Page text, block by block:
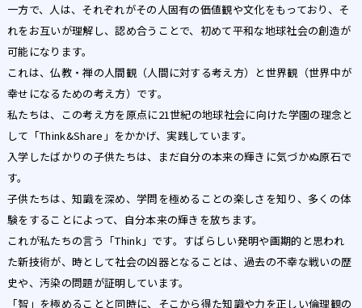
一方で、人は、それぞれがその人固有の価値観や文化をもっており、そ
れをお互いが理解し、認め合うことで、初めて平和な地球社会の創造が
可能になります。
これは、仏教・禅の人間観（人間に対する考え方）と世界観（世界中が
幸せになるための考え方）です。
私たちは、この考え方を原点に21世紀の地球社会に向けた学園の理念と
して「Think&Share」をかかげ、実践しています。
入学したばかりの子供たちは、まだ自分の本来の輝きに気づかぬ原石で
す。
子供たちは、知識を深め、学問を極めることの楽しさを知り、多くの体
験をすることによって、自分本来の輝きを放ちます。
これが私たちの言う「Think」です。すばらしい発明や画期的と思われ
た新技術が、時として社会の凶器となることは、過去の不幸な戦いの歴
史や、汚染の問題が証明しています。
「智」を極めることと同時に、そこから得た知識や力を正しい倫理観の